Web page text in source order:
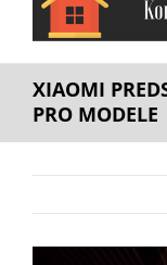
XIAOMI
PRO MODELE